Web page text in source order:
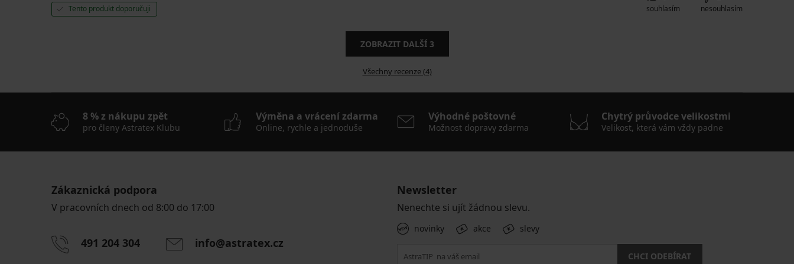
Tento produkt doporučuji souhlasím nesouhlasím
ZOBRAZIT DALŠÍ 3
Všechny recenze (4)
8 % z nákupu zpět
pro členy Astratex Klubu
Výměna a vrácení zdarma
Online, rychle a jednoduše
Výhodné poštovné
Možnost dopravy zdarma
Chytrý průvodce velikostmi
Velikost, která vám vždy padne
Zákaznická podpora
V pracovních dnech od 8:00 do 17:00
491 204 304 info@astratex.cz
Newsletter
Nenechte si ujít žádnou slevu.
novinky akce slevy
CHCI ODEBÍRAT